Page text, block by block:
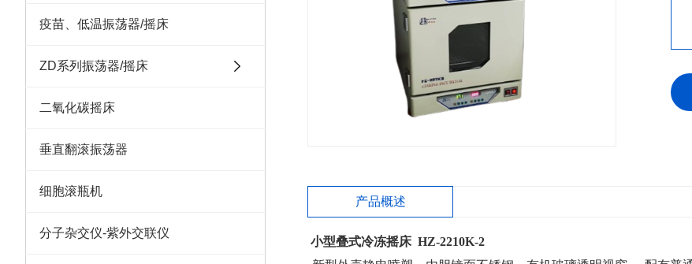
疫苗、低温振荡器/摇床
ZD系列振荡器/摇床
二氧化碳摇床
垂直翻滚振荡器
细胞滚瓶机
分子杂交仪-紫外交联仪
产品概述
小型叠式冷冻摇床HZ-2210K-2